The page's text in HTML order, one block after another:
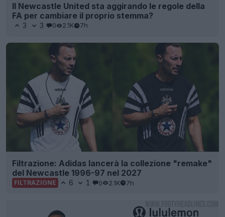
Il Newcastle United sta aggirando le regole della
FA per cambiare il proprio stemma?
3 3 0 2.1K 7h
Filtrazione: Adidas lancerà la collezione "remake"
del Newcastle 1996-97 nel 2027
FILTRAZIONE 6 1 0 2.1K 7h